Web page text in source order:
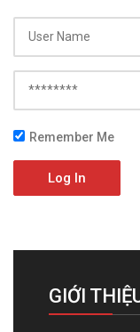
Remember Me
Log In
GIỚI